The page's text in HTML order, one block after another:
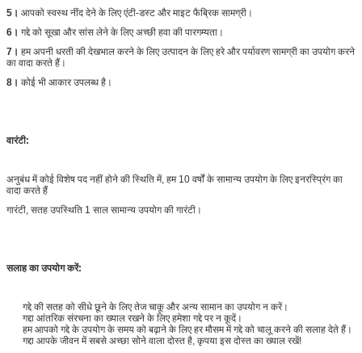
5। आपको स्वस्थ नींद देने के लिए एंटी-डस्ट और माइट फैब्रिक सामग्री।
6। गद्दे को सूखा और सांस लेने के लिए अच्छी हवा की पारगम्यता।
7। हम अपनी धरती की देखभाल करने के लिए उत्पादन के लिए हरे और पर्यावरण सामग्री का उपयोग करने
का वादा करते हैं।
8। कोई भी आकार उपलब्ध है।
वारंटी:
अनुबंध में कोई विशेष पद नहीं होने की स्थिति में, हम 10 वर्षों के सामान्य उपयोग के लिए इनरस्प्रिंग का
वादा करते हैं
गारंटी, सतह उपस्थिति 1 साल सामान्य उपयोग की गारंटी।
सलाह का उपयोग करें:
गद्दे की सतह को सीधे छूने के लिए तेज चाकू और अन्य सामान का उपयोग न करें।
गद्दा आंतरिक संरचना का ख्याल रखने के लिए हमेशा गद्दे पर न कूदें।
हम आपको गद्दे के उपयोग के समय को बढ़ाने के लिए हर मौसम में गद्दे को चालू करने की सलाह देते हैं।
गद्दा आपके जीवन में सबसे अच्छा सोने वाला दोस्त है, कृपया इस दोस्त का ख्याल रखें!